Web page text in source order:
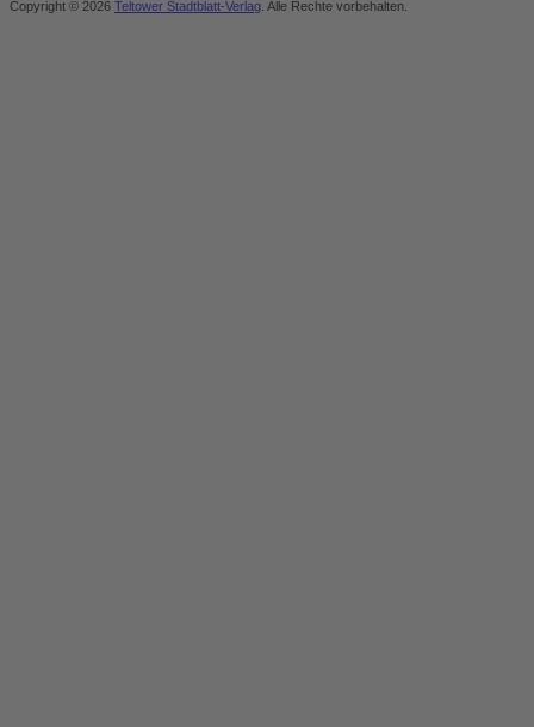
Copyright © 2026 Teltower Stadtblatt-Verlag. Alle Rechte vorbehalten.